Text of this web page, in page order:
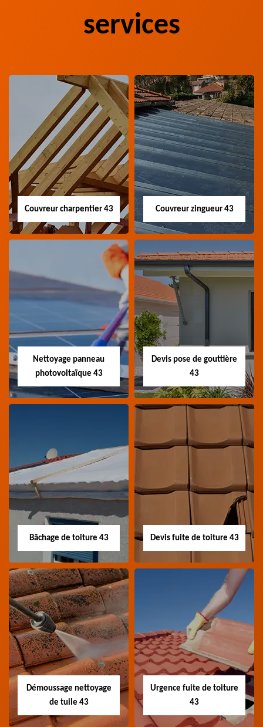
services
Couvreur charpentier 43
Couvreur
charpentier 43
Artisan couvreur
charpentier 43 Haute-
Couvreur zingueur 43
Couvreur zingueur
Artisan couvreur
zingueur 43 Haute-Loire
Nettoyage panneau
photovoltaïque 43
Nettoyage panneau
photovoltaïque 43
Professionnel en
nettoyage panneau
photovoltaïque 43
Devis pose de gouttière
43
Devis pose de
gouttière 43
Devis pose de gouttière
43 Haute-Loire
Bâchage de toiture 43
Bâchage de toiture
43
Entreprise bâchage de
toiture 43 Haute-Loire
Devis fuite de toiture 43
Devis fuite de
toiture 43
Devis fuite de toiture 43
Haute-Loire
Démoussage nettoyage
de tuile 43
Urgence fuite de toiture
43